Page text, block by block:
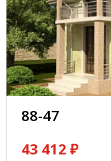
88-47
43 412 ₽